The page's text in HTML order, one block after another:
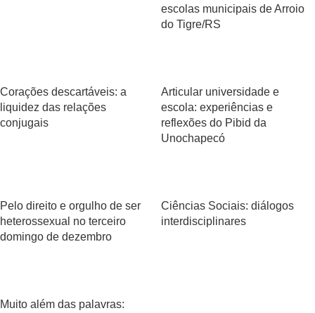
escolas municipais de Arroio
do Tigre/RS
Corações descartáveis: a
liquidez das relações
conjugais
Articular universidade e
escola: experiências e
reflexões do Pibid da
Unochapecó
Pelo direito e orgulho de ser
heterossexual no terceiro
domingo de dezembro
Ciências Sociais: diálogos
interdisciplinares
Muito além das palavras: